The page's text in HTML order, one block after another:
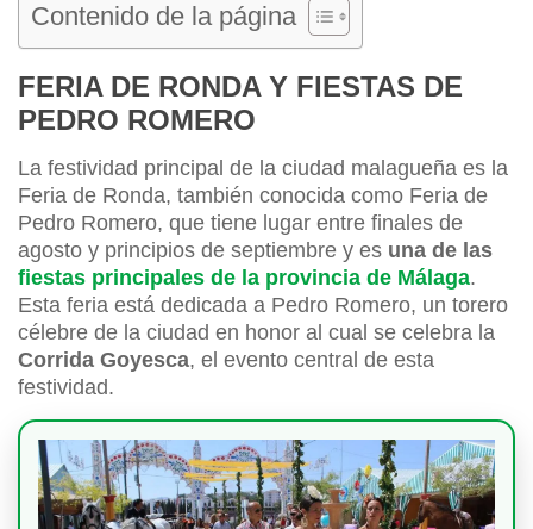
Contenido de la página
FERIA DE RONDA Y FIESTAS DE
PEDRO ROMERO
La festividad principal de la ciudad malagueña es la
Feria de Ronda, también conocida como Feria de
Pedro Romero, que tiene lugar entre finales de
agosto y principios de septiembre y es una de las
fiestas principales de la provincia de Málaga.
Esta feria está dedicada a Pedro Romero, un torero
célebre de la ciudad en honor al cual se celebra la
Corrida Goyesca, el evento central de esta
festividad.